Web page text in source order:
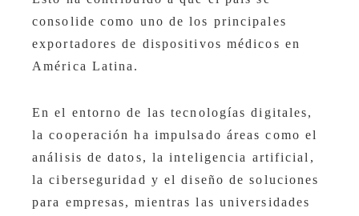
consolide como uno de los principales
exportadores de dispositivos médicos en
América Latina.
En el entorno de las tecnologías digitales,
la cooperación ha impulsado áreas como el
análisis de datos, la inteligencia artificial,
la ciberseguridad y el diseño de soluciones
para empresas, mientras las universidades